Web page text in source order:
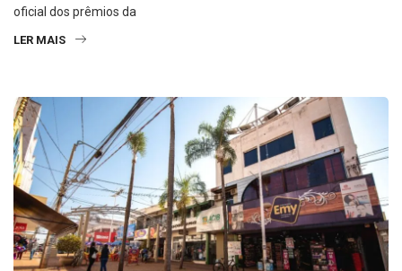
oficial dos prêmios da
LER MAIS